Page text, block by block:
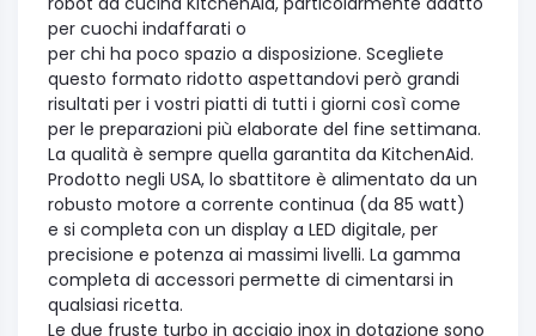
per cuochi indaffarati o
per chi ha poco spazio a disposizione. Scegliete
questo formato ridotto aspettandovi però grandi
risultati per i vostri piatti di tutti i giorni così come
per le preparazioni più elaborate del fine settimana.
La qualità è sempre quella garantita da KitchenAid.
Prodotto negli USA, lo sbattitore è alimentato da un
robusto motore a corrente continua (da 85 watt)
e si completa con un display a LED digitale, per
precisione e potenza ai massimi livelli. La gamma
completa di accessori permette di cimentarsi in
qualsiasi ricetta.
Le due fruste turbo in acciaio inox in dotazione sono